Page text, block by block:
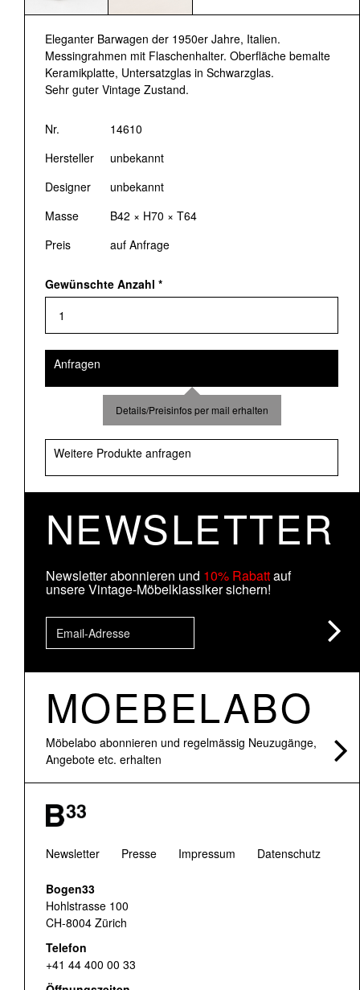
Eleganter Barwagen der 1950er Jahre, Italien.
Messingrahmen mit Flaschenhalter. Oberfläche bemalte
Keramikplatte, Untersatzglas in Schwarzglas.
Sehr guter Vintage Zustand.
Nr.
14610
Hersteller
unbekannt
Designer
unbekannt
Masse
B42 × H70 × T64
Preis
auf Anfrage
Gewünschte Anzahl *
Anfragen
Details/Preisinfos per mail erhalten
Weitere Produkte anfragen
NEWSLETTER
Newsletter abonnieren und 10% Rabattauf
unsere Vintage-Möbelklassiker sichern!
MOEBELABO
Möbelabo abonnieren und regelmässig Neuzugänge,
Angebote etc. erhalten
Newsletter Presse Impressum Datenschutz
Bogen33
Hohlstrasse 100
CH-8004 Zürich
Telefon
+41 44 400 00 33